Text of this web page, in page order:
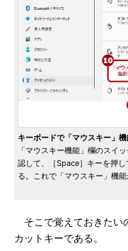
キーボードで「マウスキー」
「マウスキー機能」欄のスイ
認して、［Space］キーを押
る。これで「マウスキー」機能
そこで覚えておきたい
カットキーである。